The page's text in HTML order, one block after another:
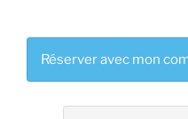
Réserver avec mon